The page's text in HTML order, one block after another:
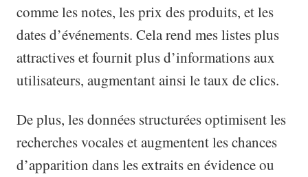
comme les notes, les prix des produits, et les
dates d’événements. Cela rend mes listes plus
attractives et fournit plus d’informations aux
utilisateurs, augmentant ainsi le taux de clics.
De plus, les données structurées optimisent les
recherches vocales et augmentent les chances
d’apparition dans les extraits en évidence ou